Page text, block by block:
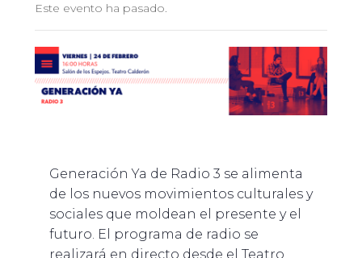
Este evento ha pasado.
Generación Ya de Radio 3 se alimenta
de los nuevos movimientos culturales y
sociales que moldean el presente y el
futuro. El programa de radio se
realizará en directo desde el Teatro